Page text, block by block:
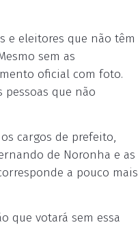
e eleitores que não têm
sem as
oficial com foto.
que não
cargos de prefeito,
de Noronha e as
a pouco mais
que votará sem essa